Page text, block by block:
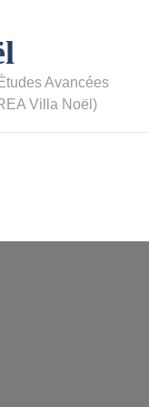
Avancées
Villa Noël)